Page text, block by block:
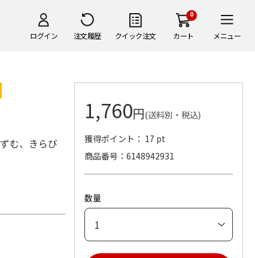
ログイン 注文履歴 クイック注文
0
カート メニュー
む、きらび
1,760円(送料別・税込)
獲得ポイント： 17 pt
商品番号
6148942931
数量